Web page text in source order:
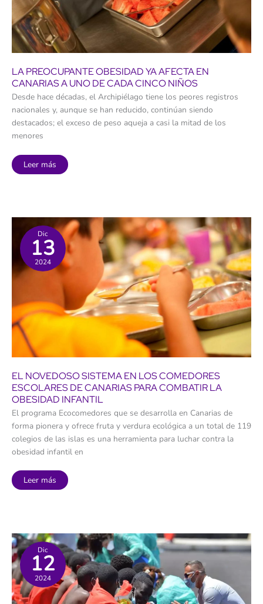
LA PREOCUPANTE OBESIDAD YA AFECTA EN
CANARIAS A UNO DE CADA CINCO NIÑOS
Desde hace décadas, el Archipiélago tiene los peores registros
nacionales y, aunque se han reducido, continúan siendo
destacados; el exceso de peso aqueja a casi la mitad de los
menores
La
preocupante
a
uno
de
cada
cinco
niños
Leer más
Dic
13
2024
EL NOVEDOSO SISTEMA EN LOS COMEDORES
ESCOLARES DE CANARIAS PARA COMBATIR LA
OBESIDAD INFANTIL
El programa Ecocomedores que se desarrolla en Canarias de
forma pionera y ofrece fruta y verdura ecológica a un total de 119
colegios de las islas es una herramienta para luchar contra la
obesidad infantil en
El
novedoso
de
Canarias
para
combatir
obesidad
infantil
Leer más
Dic
12
2024